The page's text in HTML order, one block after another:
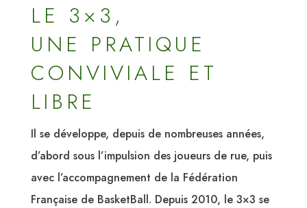
LE 3×3,
UNE PRATIQUE
CONVIVIALE ET
LIBRE
Il se développe, depuis de nombreuses années,
d’abord sous l’impulsion des joueurs de rue, puis
avec l’accompagnement de la Fédération
Française de BasketBall. Depuis 2010, le 3×3 se